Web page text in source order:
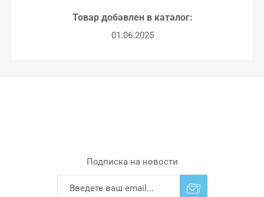
Товар добавлен в каталог:
01.06.2025
Подписка на новости